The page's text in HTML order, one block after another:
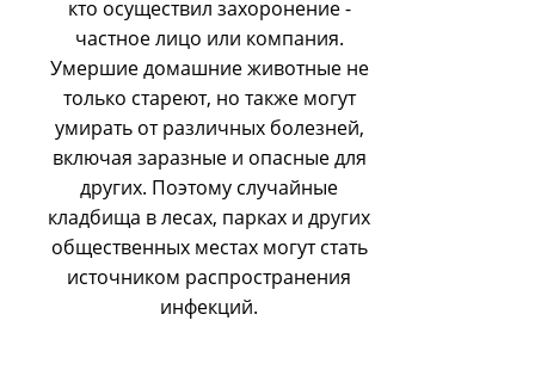
кто осуществил захоронение -
частное лицо или компания.
Умершие домашние животные не
только стареют, но также могут
умирать от различных болезней,
включая заразные и опасные для
других. Поэтому случайные
кладбища в лесах, парках и других
общественных местах могут стать
источником распространения
инфекций.